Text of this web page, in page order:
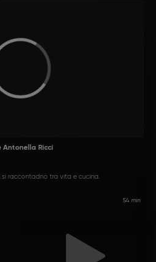
Antonella Ricci
si raccontadno tra vita e cucina.
54 min